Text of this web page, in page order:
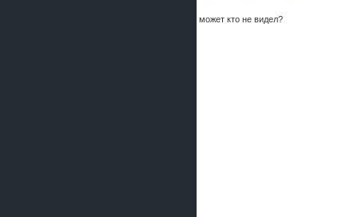
может кто не видел?